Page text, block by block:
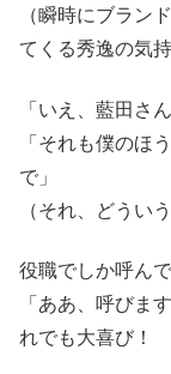
（瞬時にブラン
てくる秀逸の気
「いえ、藍田さ
「それも僕のほ
で」
（それ、どうい
役職でしか呼ん
「ああ、呼びま
れでも大喜び！